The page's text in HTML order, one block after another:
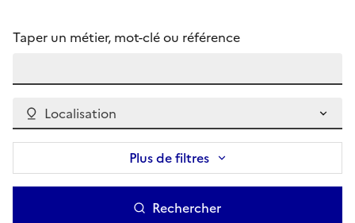
Taper un métier, mot-clé ou référence
Localisation
Plus de filtres
Rechercher